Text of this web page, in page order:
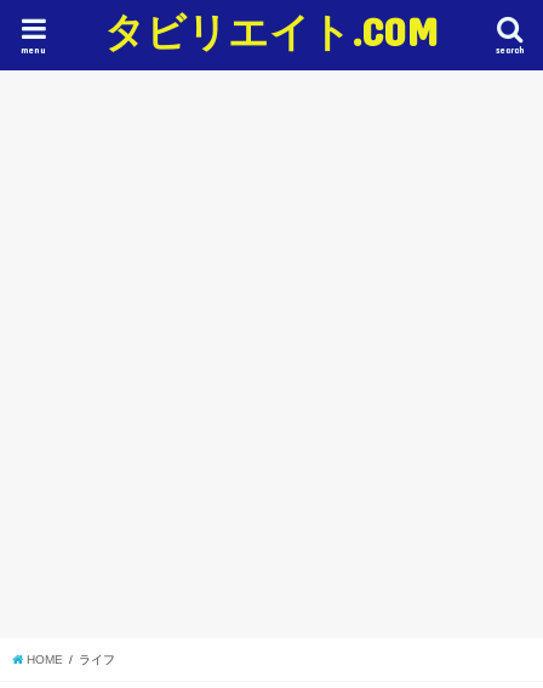
タビリエイト.COM search
menu
HOME ライフ